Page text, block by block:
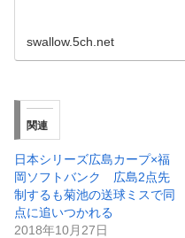
swallow.5ch.net
関連
日本シリーズ広島カープ×福
岡ソフトバンク 広島2点先
制するも菊池の送球ミスで同
点に追いつかれる
2018年10月27日